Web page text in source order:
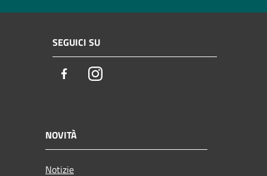
SEGUICI SU
FacebookInstagram
NOVITÀ
Notizie